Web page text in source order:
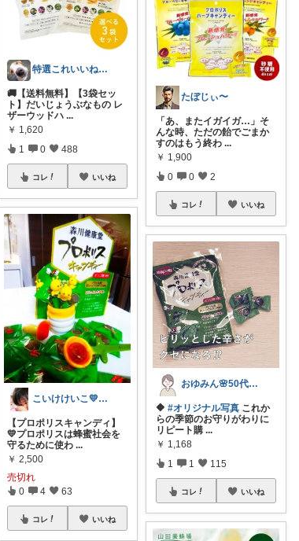
特選これいいね！🅶🅰🆁🅰🅶🅴
🚚【送料無料】【3袋セッ
ト】だいじょうぶなもの レ
ザーウッドハ ...
￥ 1,620
1 0 488
コレ いいね
こいけけいこ💛いつもありがとう💛
【プロポリスキャンディ】
💛プロポリスは蜂蜜社会を
守るために使わ ...
￥ 2,500
売切れ
0 4 63
コレ いいね
たぼじぃ〜
「あ、またイガイガ…」そ
んな時、ただの飴でごまか
すのはもう終わ ...
￥ 1,900
0 0 2
コレ いいね
おゆみん🌸50代からの快適暮らし
🔶#オリジナル写真 これか
らの季節のお守りがわりに
リピート購 ...
￥ 1,168
1 1 115
コレ いいね